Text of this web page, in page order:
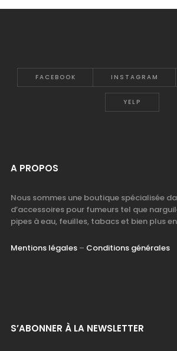
FACEBOOK INSTAGRAM
YELP
A PROPOS
Nous sommes une boutique spécialisée
d’accessoires pour fumeurs tel que
pipes à eau, feuilles, tabacs et bien plus
Mentions légales– Conditions générales
S’ABONNER À LA NEWSLETTER